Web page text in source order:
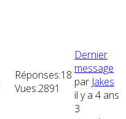
Réponses:18
Vues:2891
Dernier
message
par Jakes
il y a 4 ans
3